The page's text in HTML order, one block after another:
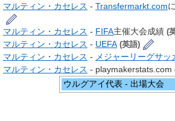
マルティン・カセレス - Transfermarkt.com
マルティン・カセレス - FIFA主催大会成績 (
マルティン・カセレス - UEFA (英語)
マルティン・カセレス - メジャーリーグサッ
マルティン・カセレス - playmakerstats.com
ウルグアイ代表 - 出場大会